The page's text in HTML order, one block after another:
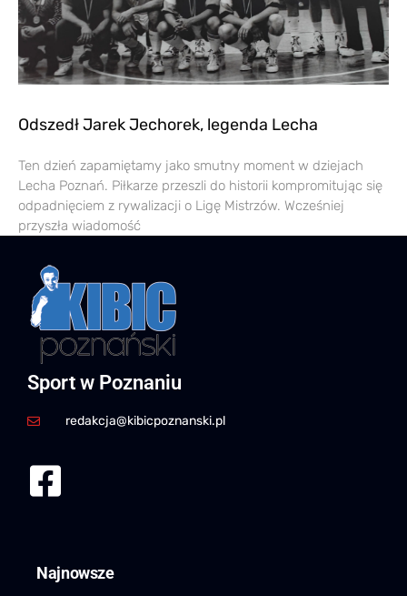
Odszedł Jarek Jechorek, legenda Lecha
Ten dzień zapamiętamy jako smutny moment w dziejach
Lecha Poznań. Piłkarze przeszli do historii kompromitując się
odpadnięciem z rywalizacji o Ligę Mistrzów. Wcześniej
przyszła wiadomość
Sport w Poznaniu
redakcja@kibicpoznanski.pl
Najnowsze